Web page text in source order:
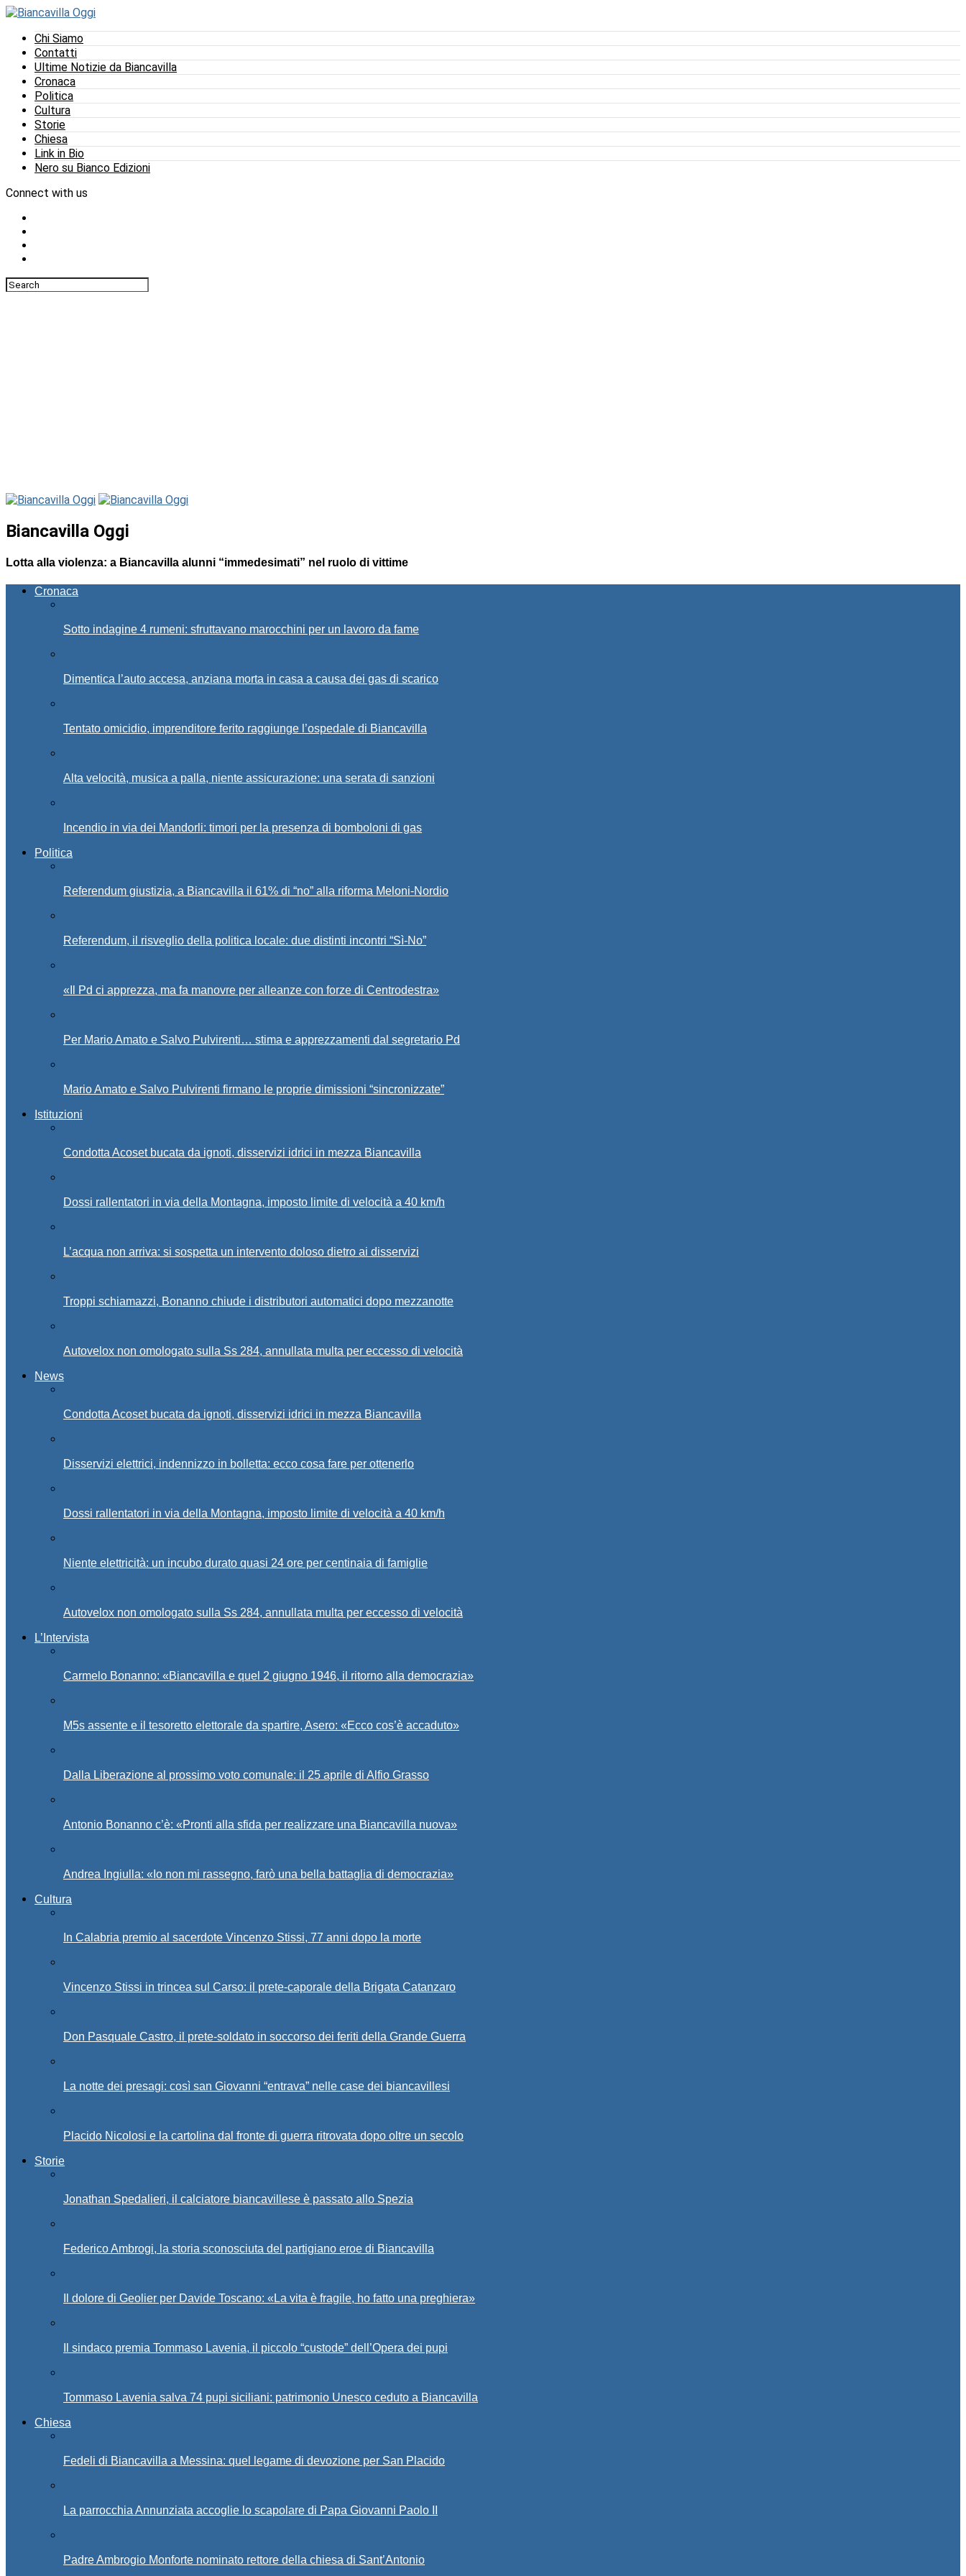
Chi Siamo
Contatti
Ultime Notizie da Biancavilla
Cronaca
Politica
Cultura
Storie
Chiesa
Link in Bio
Nero su Bianco Edizioni
Connect with us
Biancavilla Oggi
Lotta alla violenza: a Biancavilla alunni “immedesimati” nel ruolo di vittime
Cronaca
Sotto indagine 4 rumeni: sfruttavano marocchini per un lavoro da fame
Dimentica l’auto accesa, anziana morta in casa a causa dei gas di scarico
Tentato omicidio, imprenditore ferito raggiunge l’ospedale di Biancavilla
Alta velocità, musica a palla, niente assicurazione: una serata di sanzioni
Incendio in via dei Mandorli: timori per la presenza di bomboloni di gas
Politica
Referendum giustizia, a Biancavilla il 61% di “no” alla riforma Meloni-Nordio
Referendum, il risveglio della politica locale: due distinti incontri “Sì-No”
«Il Pd ci apprezza, ma fa manovre per alleanze con forze di Centrodestra»
Per Mario Amato e Salvo Pulvirenti… stima e apprezzamenti dal segretario Pd
Mario Amato e Salvo Pulvirenti firmano le proprie dimissioni “sincronizzate”
Istituzioni
Condotta Acoset bucata da ignoti, disservizi idrici in mezza Biancavilla
Dossi rallentatori in via della Montagna, imposto limite di velocità a 40 km/h
L’acqua non arriva: si sospetta un intervento doloso dietro ai disservizi
Troppi schiamazzi, Bonanno chiude i distributori automatici dopo mezzanotte
Autovelox non omologato sulla Ss 284, annullata multa per eccesso di velocità
News
Condotta Acoset bucata da ignoti, disservizi idrici in mezza Biancavilla
Disservizi elettrici, indennizzo in bolletta: ecco cosa fare per ottenerlo
Dossi rallentatori in via della Montagna, imposto limite di velocità a 40 km/h
Niente elettricità: un incubo durato quasi 24 ore per centinaia di famiglie
Autovelox non omologato sulla Ss 284, annullata multa per eccesso di velocità
L’Intervista
Carmelo Bonanno: «Biancavilla e quel 2 giugno 1946, il ritorno alla democrazia»
M5s assente e il tesoretto elettorale da spartire, Asero: «Ecco cos’è accaduto»
Dalla Liberazione al prossimo voto comunale: il 25 aprile di Alfio Grasso
Antonio Bonanno c’è: «Pronti alla sfida per realizzare una Biancavilla nuova»
Andrea Ingiulla: «Io non mi rassegno, farò una bella battaglia di democrazia»
Cultura
In Calabria premio al sacerdote Vincenzo Stissi, 77 anni dopo la morte
Vincenzo Stissi in trincea sul Carso: il prete-caporale della Brigata Catanzaro
Don Pasquale Castro, il prete-soldato in soccorso dei feriti della Grande Guerra
La notte dei presagi: così san Giovanni “entrava” nelle case dei biancavillesi
Placido Nicolosi e la cartolina dal fronte di guerra ritrovata dopo oltre un secolo
Storie
Jonathan Spedalieri, il calciatore biancavillese è passato allo Spezia
Federico Ambrogi, la storia sconosciuta del partigiano eroe di Biancavilla
Il dolore di Geolier per Davide Toscano: «La vita è fragile, ho fatto una preghiera»
Il sindaco premia Tommaso Lavenia, il piccolo “custode” dell’Opera dei pupi
Tommaso Lavenia salva 74 pupi siciliani: patrimonio Unesco ceduto a Biancavilla
Chiesa
Fedeli di Biancavilla a Messina: quel legame di devozione per San Placido
La parrocchia Annunziata accoglie lo scapolare di Papa Giovanni Paolo II
Padre Ambrogio Monforte nominato rettore della chiesa di Sant’Antonio